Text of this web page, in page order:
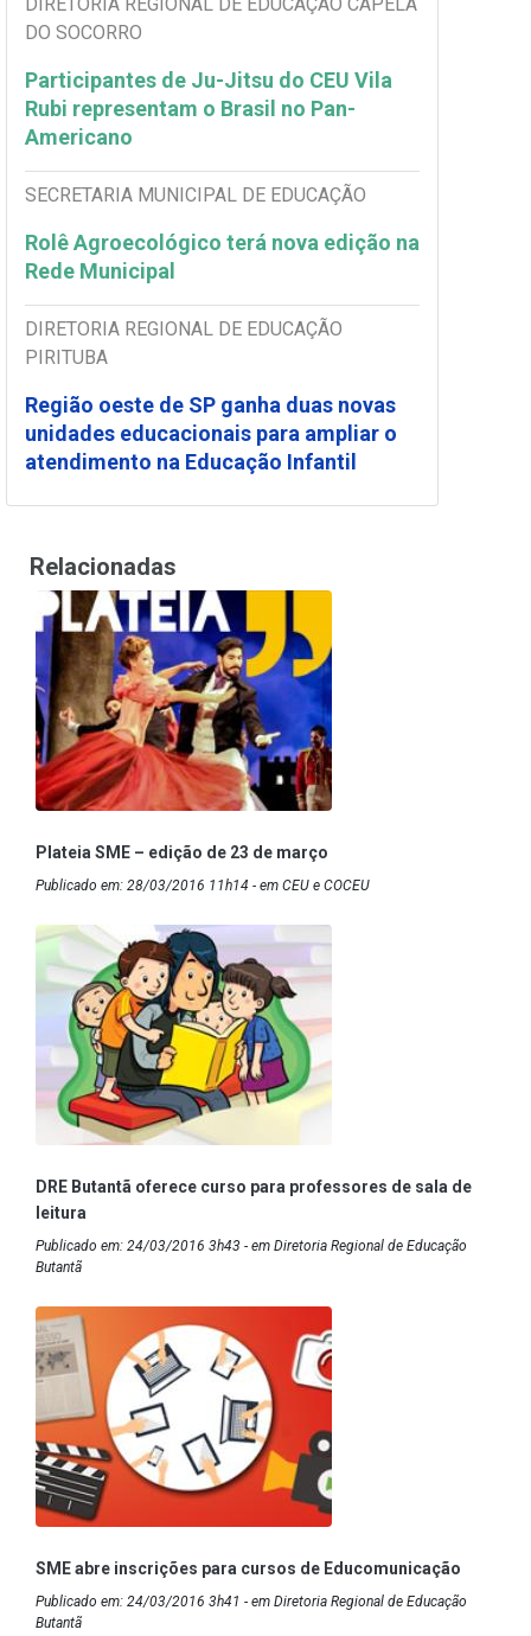
DO SOCORRO
Participantes de Ju-Jitsu do CEU Vila
Rubi representam o Brasil no Pan-
Americano
SECRETARIA MUNICIPAL DE EDUCAÇÃO
Rolê Agroecológico terá nova edição na
Rede Municipal
DIRETORIA REGIONAL DE EDUCAÇÃO
PIRITUBA
Região oeste de SP ganha duas novas
unidades educacionais para ampliar o
atendimento na Educação Infantil
Relacionadas
Plateia SME – edição de 23 de março
Publicado em: 28/03/2016 11h14 - em CEU e COCEU
DRE Butantã oferece curso para professores de sala de
leitura
Publicado em: 24/03/2016 3h43 - em Diretoria Regional de Educação
Butantã
SME abre inscrições para cursos de Educomunicação
Publicado em: 24/03/2016 3h41 - em Diretoria Regional de Educação
Butantã